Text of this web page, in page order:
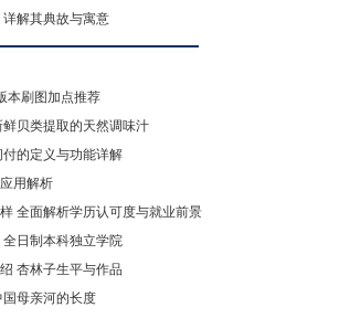
解其典故与寓意
本刷图加点推荐
贝类提取的天然调味汁
的定义与功能详解
用解析
全面解析学历认可度与就业前景
日制本科独立学院
杏林子生平与作品
母亲河的长度